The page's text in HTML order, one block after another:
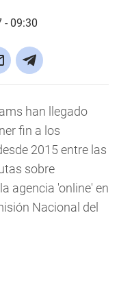
- 09:30
han llegado
fin a los
2015 entre las
sobre
agencia 'online' en
Nacional del